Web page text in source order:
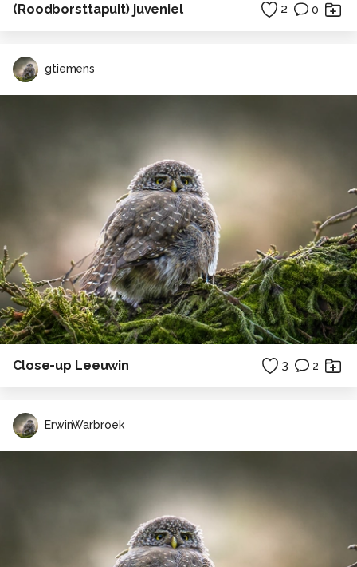
(Roodborsttapuit) juveniel 2 0
gtiemens
Close-up Leeuwin 3 2
ErwinWarbroek